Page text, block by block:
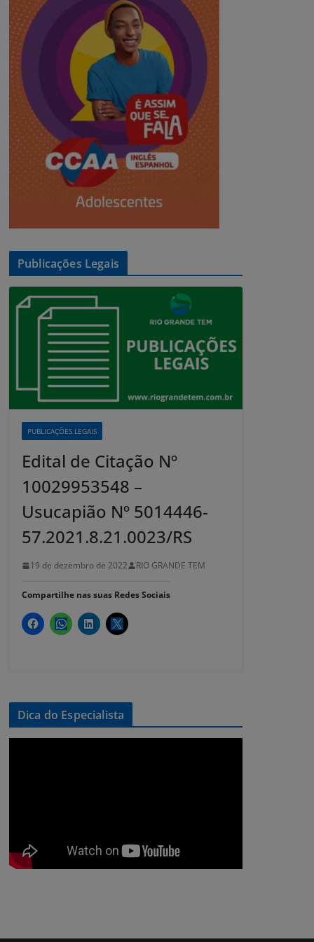
Publicações Legais
PUBLICAÇÕES LEGAIS
Edital de Citação Nº
10029953548 –
Usucapião Nº 5014446-
57.2021.8.21.0023/RS
19 de dezembro de 2022 RIO GRANDE TEM
Compartilhe nas suas Redes Sociais
Dica do Especialista